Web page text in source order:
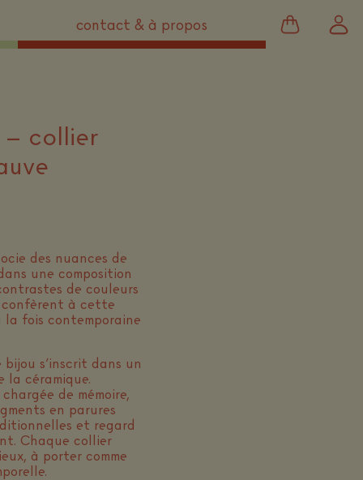
contact & à propos
– collier
des nuances de
une composition
de couleurs
à cette
la fois contemporaine
s’inscrit dans un
la céramique.
de mémoire,
en parures
et regard
Chaque collier
à porter comme